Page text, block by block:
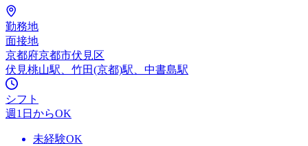
勤務地
面接地
京都府京都市伏見区
伏見桃山駅、竹田(京都)駅、中書島駅
シフト
週1日からOK
未経験OK